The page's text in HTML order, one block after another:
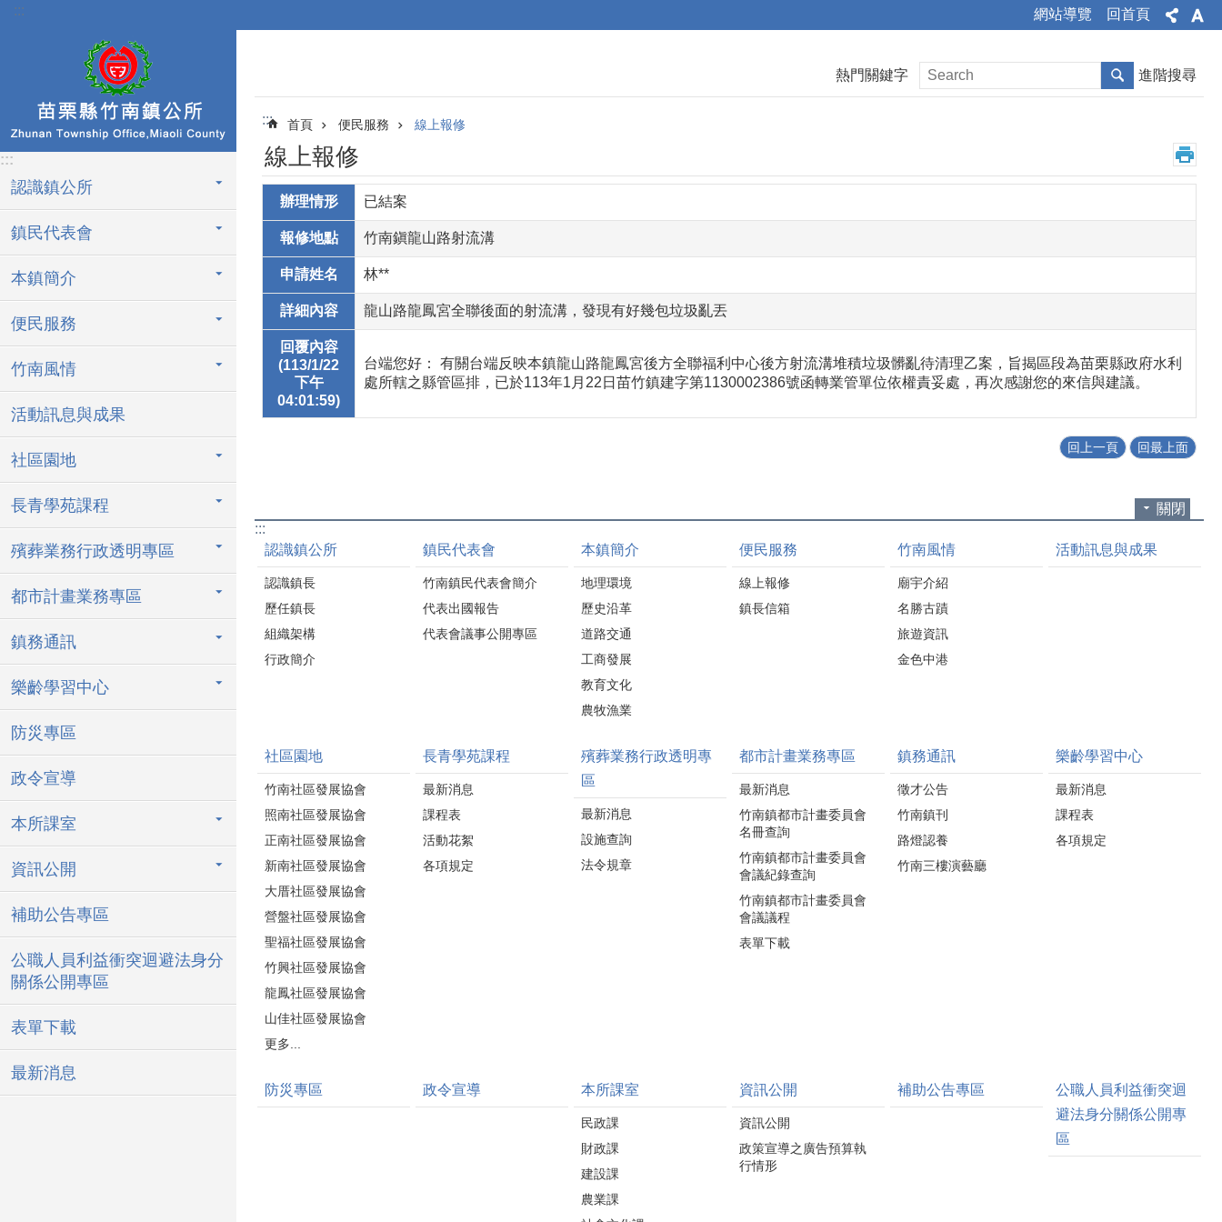
跳到主要內容區塊
::: 網站導覽 回首頁
:::
認識鎮公所
鎮民代表會
本鎮簡介
便民服務
竹南風情
活動訊息與成果
社區園地
長青學苑課程
殯葬業務行政透明專區
都市計畫業務專區
鎮務通訊
樂齡學習中心
防災專區
政令宣導
本所課室
資訊公開
補助公告專區
公職人員利益衝突迴避法身分
關係公開專區
表單下載
最新消息
熱門關鍵字 進階搜尋
::: 首頁 便民服務 線上報修
線上報修
辦理情形 已結案
報修地點 竹南鎭龍山路射流溝
申請姓名 林**
詳細內容 龍山路龍鳳宮全聯後面的射流溝，發現有好幾包垃圾亂丟
回覆內容
(113/1/22
下午
04:01:59)
台端您好： 有關台端反映本鎮龍山路龍鳳宮後方全聯福利中心後方射流溝堆積垃圾髒亂待清理乙案，旨揭區段為苗栗縣政府水利
處所轄之縣管區排，已於113年1月22日苗竹鎮建字第1130002386號函轉業管單位依權責妥處，再次感謝您的來信與建議。
回上一頁 回最上面
關閉
:::
認識鎮公所
認識鎮長
歷任鎮長
組織架構
行政簡介
鎮民代表會
竹南鎮民代表會簡介
代表出國報告
代表會議事公開專區
本鎮簡介
地理環境
歷史沿革
道路交通
工商發展
教育文化
農牧漁業
便民服務
線上報修
鎮長信箱
竹南風情
廟宇介紹
名勝古蹟
旅遊資訊
金色中港
活動訊息與成果
社區園地
竹南社區發展協會
照南社區發展協會
正南社區發展協會
新南社區發展協會
大厝社區發展協會
營盤社區發展協會
聖福社區發展協會
竹興社區發展協會
龍鳳社區發展協會
山佳社區發展協會
更多...
長青學苑課程
最新消息
課程表
活動花絮
各項規定
殯葬業務行政透明專
區
最新消息
設施查詢
法令規章
都市計畫業務專區
最新消息
竹南鎮都市計畫委員會
名冊查詢
竹南鎮都市計畫委員會
會議紀錄查詢
竹南鎮都市計畫委員會
會議議程
表單下載
鎮務通訊
徵才公告
竹南鎮刊
路燈認養
竹南三樓演藝廳
樂齡學習中心
最新消息
課程表
各項規定
防災專區 政令宣導 本所課室
民政課
財政課
建設課
農業課
資訊公開
資訊公開
政策宣導之廣告預算執
行情形
補助公告專區
公職人員利益衝突迴
避法身分關係公開專
區